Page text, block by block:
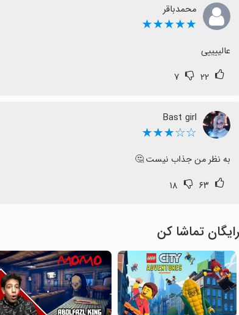
محمدباقر
★★★★★
عالییییی
۲۲ ۷
Bast girl
☆☆★★★
به نظر من جذاب نیست 🤔
۶۳ ۱۸
رایگان تماشا کن